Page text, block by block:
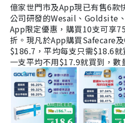
億家世門市及App現已有售6款
公司研發的Wesail、Goldsite
App限定優惠，購買10支可享
折。現凡於App購買Safecare
$186.7，平均每支只需$18.6
一支平均不用$17.9就買到，數